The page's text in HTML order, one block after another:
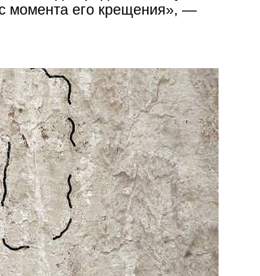
момента его крещения», —